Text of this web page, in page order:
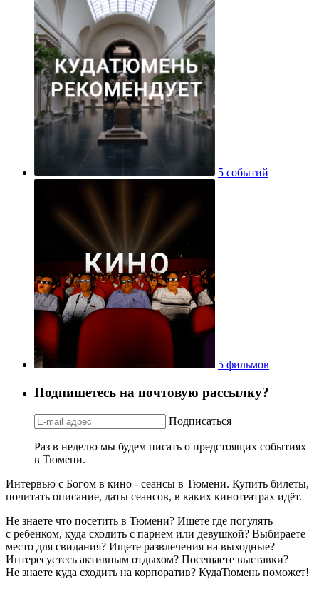
5 событий
5 фильмов
Подпишетесь на почтовую рассылку?
Подписаться
Раз в неделю мы будем писать о предстоящих событиях
в Тюмени.
Интервью с Богом в кино - сеансы в Тюмени. Купить билеты,
почитать описание, даты сеансов, в каких кинотеатрах идёт.
Не знаете что посетить в Тюмени? Ищете где погулять
с ребенком, куда сходить с парнем или девушкой? Выбираете
место для свидания? Ищете развлечения на выходные?
Интересуетесь активным отдыхом? Посещаете выставки?
Не знаете куда сходить на корпоратив? КудаТюмень поможет!